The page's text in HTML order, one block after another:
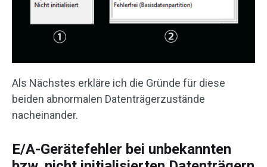
Als Nächstes erkläre ich die Gründe für diese
beiden abnormalen Datenträgerzustände
nacheinander.
E/A-Gerätefehler bei unbekannten